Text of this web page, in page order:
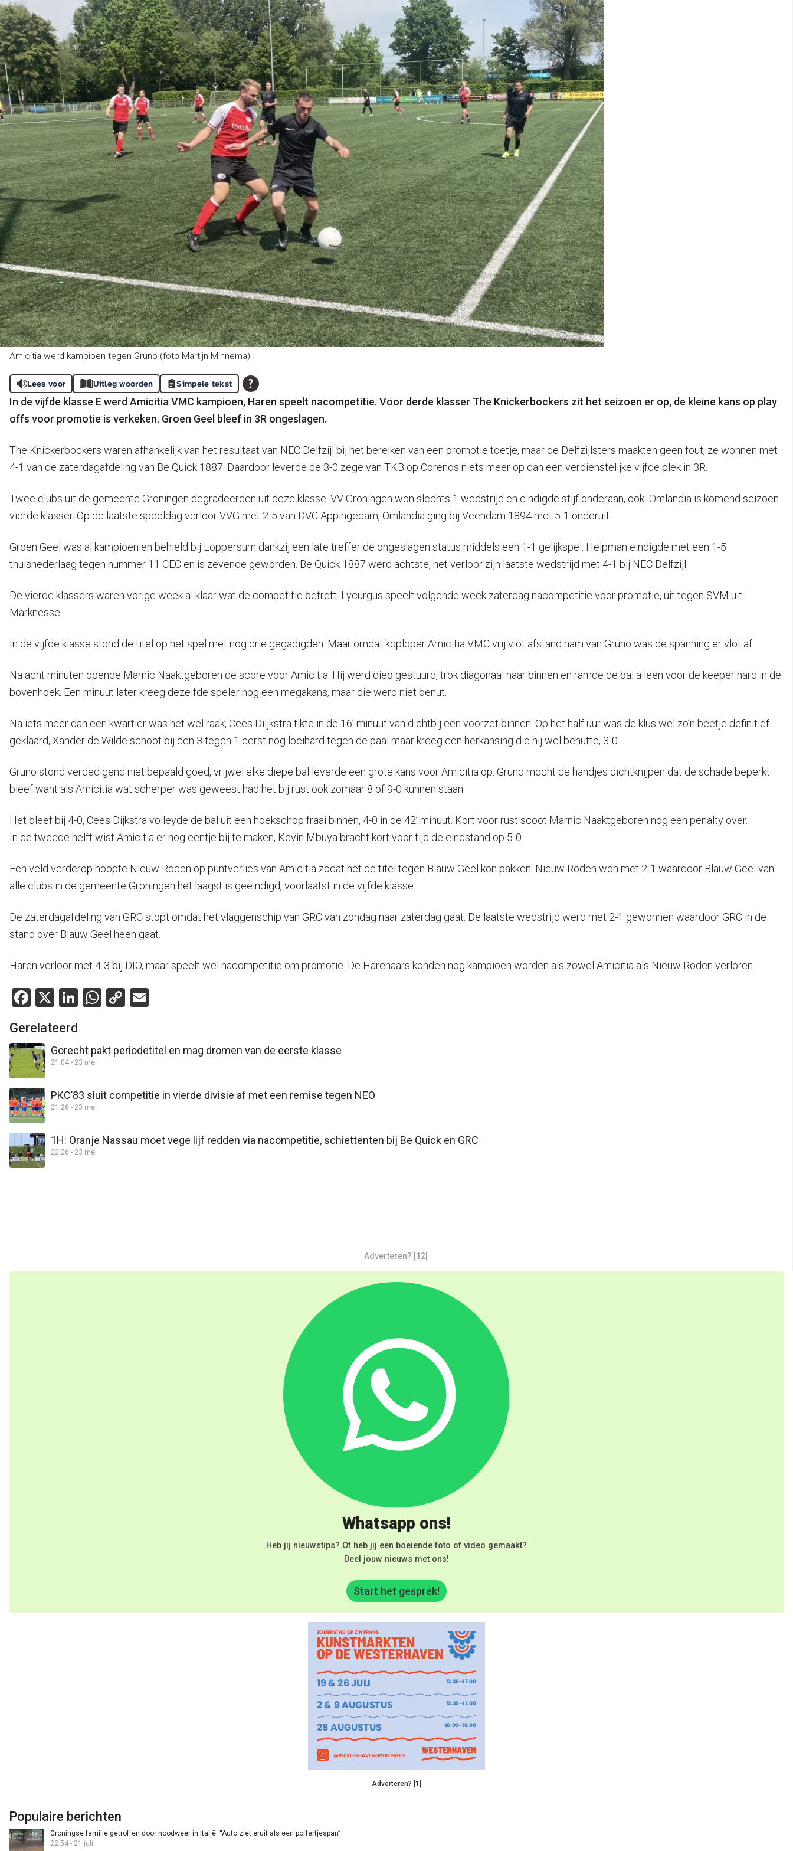
Amicitia werd kampioen tegen Gruno (foto Martijn Minnema)
Lees voor Uitleg woorden Simpele tekst
In de vijfde klasse E werd Amicitia VMC kampioen, Haren speelt nacompetitie. Voor derde klasser The Knickerbockers zit het seizoen er op, de kleine kans op play
offs voor promotie is verkeken. Groen Geel bleef in 3R ongeslagen.
The Knickerbockers waren afhankelijk van het resultaat van NEC Delfzijl bij het bereiken van een promotie toetje, maar de Delfzijlsters maakten geen fout, ze wonnen met
4-1 van de zaterdagafdeling van Be Quick 1887. Daardoor leverde de 3-0 zege van TKB op Corenos niets meer op dan een verdienstelijke vijfde plek in 3R.
Twee clubs uit de gemeente Groningen degradeerden uit deze klasse. VV Groningen won slechts 1 wedstrijd en eindigde stijf onderaan, ook Omlandia is komend seizoen
vierde klasser. Op de laatste speeldag verloor VVG met 2-5 van DVC Appingedam, Omlandia ging bij Veendam 1894 met 5-1 onderuit.
Groen Geel was al kampioen en behield bij Loppersum dankzij een late treffer de ongeslagen status middels een 1-1 gelijkspel. Helpman eindigde met een 1-5
thuisnederlaag tegen nummer 11 CEC en is zevende geworden. Be Quick 1887 werd achtste, het verloor zijn laatste wedstrijd met 4-1 bij NEC Delfzijl.
De vierde klassers waren vorige week al klaar wat de competitie betreft. Lycurgus speelt volgende week zaterdag nacompetitie voor promotie, uit tegen SVM uit
Marknesse.
In de vijfde klasse stond de titel op het spel met nog drie gegadigden. Maar omdat koploper Amicitia VMC vrij vlot afstand nam van Gruno was de spanning er vlot af.
Na acht minuten opende Marnic Naaktgeboren de score voor Amicitia. Hij werd diep gestuurd, trok diagonaal naar binnen en ramde de bal alleen voor de keeper hard in de
bovenhoek. Een minuut later kreeg dezelfde speler nog een megakans, maar die werd niet benut.
Na iets meer dan een kwartier was het wel raak, Cees Diijkstra tikte in de 16’ minuut van dichtbij een voorzet binnen. Op het half uur was de klus wel zo’n beetje definitief
geklaard, Xander de Wilde schoot bij een 3 tegen 1 eerst nog loeihard tegen de paal maar kreeg een herkansing die hij wel benutte, 3-0.
Gruno stond verdedigend niet bepaald goed, vrijwel elke diepe bal leverde een grote kans voor Amicitia op. Gruno mocht de handjes dichtknijpen dat de schade beperkt
bleef want als Amicitia wat scherper was geweest had het bij rust ook zomaar 8 of 9-0 kunnen staan.
Het bleef bij 4-0, Cees Dijkstra volleyde de bal uit een hoekschop fraai binnen, 4-0 in de 42’ minuut. Kort voor rust scoot Marnic Naaktgeboren nog een penalty over.
In de tweede helft wist Amicitia er nog eentje bij te maken, Kevin Mbuya bracht kort voor tijd de eindstand op 5-0.
Een veld verderop hoopte Nieuw Roden op puntverlies van Amicitia zodat het de titel tegen Blauw Geel kon pakken. Nieuw Roden won met 2-1 waardoor Blauw Geel van
alle clubs in de gemeente Groningen het laagst is geëindigd, voorlaatst in de vijfde klasse.
De zaterdagafdeling van GRC stopt omdat het vlaggenschip van GRC van zondag naar zaterdag gaat. De laatste wedstrijd werd met 2-1 gewonnen waardoor GRC in de
stand over Blauw Geel heen gaat.
Haren verloor met 4-3 bij DIO, maar speelt wel nacompetitie om promotie. De Harenaars konden nog kampioen worden als zowel Amicitia als Nieuw Roden verloren.
Facebook
X LinkedIn
WhatsApp
Copy
Gerelateerd
Gorecht pakt periodetitel en mag dromen van de eerste klasse
21:04 - 23 mei
PKC’83 sluit competitie in vierde divisie af met een remise tegen NEO
21:26 - 23 mei
1H: Oranje Nassau moet vege lijf redden via nacompetitie, schiettenten bij Be Quick en GRC
22:26 - 23 mei
Adverteren? [12]
Whatsapp ons!
Heb jij nieuwstips? Of heb jij een boeiende foto of video gemaakt?
Deel jouw nieuws met ons!
Start het gesprek!
Adverteren? [1]
Populaire berichten
Groningse familie getroffen door noodweer in Italië: “Auto ziet eruit als een poffertjespan”
22:54 - 21 juli